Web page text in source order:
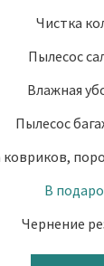
Чистка
Пылесос
Влажная
Пылесос
В
Чернение